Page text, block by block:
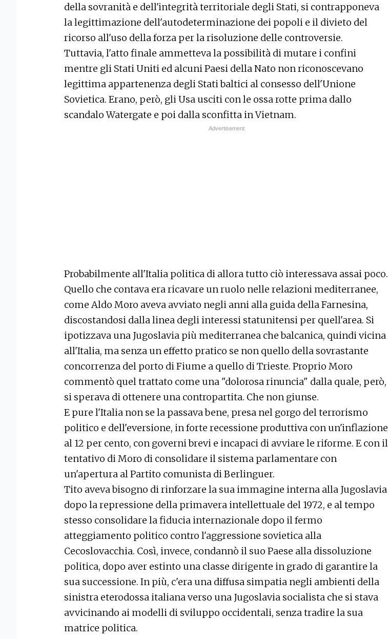
della sovranità e dell'integrità territoriale degli Stati, si contrapponeva
la legittimazione dell'autodeterminazione dei popoli e il divieto del
ricorso all'uso della forza per la risoluzione delle controversie.
Tuttavia, l'atto finale ammetteva la possibilità di mutare i confini
mentre gli Stati Uniti ed alcuni Paesi della Nato non riconoscevano
legittima appartenenza degli Stati baltici al consesso dell'Unione
Sovietica. Erano, però, gli Usa usciti con le ossa rotte prima dallo
scandalo Watergate e poi dalla sconfitta in Vietnam.
Probabilmente all'Italia politica di allora tutto ciò interessava assai poco.
Quello che contava era ricavare un ruolo nelle relazioni mediterranee,
come Aldo Moro aveva avviato negli anni alla guida della Farnesina,
discostandosi dalla linea degli interessi statunitensi per quell'area. Si
ipotizzava una Jugoslavia più mediterranea che balcanica, quindi vicina
all'Italia, ma senza un effetto pratico se non quello della sovrastante
concorrenza del porto di Fiume a quello di Trieste. Proprio Moro
commentò quel trattato come una "dolorosa rinuncia" dalla quale, però,
si sperava di ottenere una contropartita. Che non giunse.
E pure l'Italia non se la passava bene, presa nel gorgo del terrorismo
politico e dell'eversione, in forte recessione produttiva con un'inflazione
al 12 per cento, con governi brevi e incapaci di avviare le riforme. E con il
tentativo di Moro di consolidare il sistema parlamentare con
un'apertura al Partito comunista di Berlinguer.
Tito aveva bisogno di rinforzare la sua immagine interna alla Jugoslavia
dopo la repressione della primavera intellettuale del 1972, e al tempo
stesso consolidare la fiducia internazionale dopo il fermo
atteggiamento politico contro l'aggressione sovietica alla
Cecoslovacchia. Così, invece, condannò il suo Paese alla dissoluzione
politica, dopo aver estinto una classe dirigente in grado di garantire la
sua successione. In più, c'era una diffusa simpatia negli ambienti della
sinistra eterodossa italiana verso una Jugoslavia socialista che si stava
avvicinando ai modelli di sviluppo occidentali, senza tradire la sua
matrice politica.